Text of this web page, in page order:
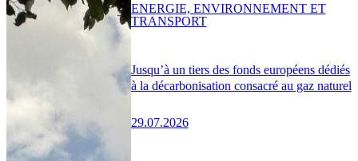
Jusqu’à un tiers des fonds européens dédiés
à la décarbonisation consacré au gaz naturel
29.07.2026
ENERGIE, ENVIRONNEMENT ET
TRANSPORT